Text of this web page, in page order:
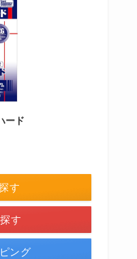
ード
す
す
ング